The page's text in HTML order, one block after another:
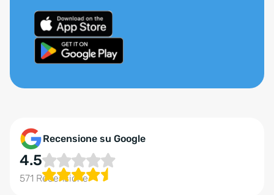
Recensione su Google
4.5
571 Recensione